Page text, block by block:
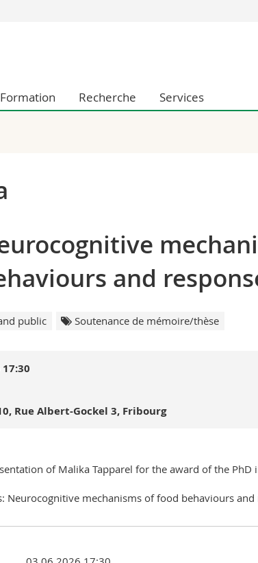
et sociales et management
Médias
Chercheurs
Formation Recherche Services
and
public Soutenance de mémoire/thèse
Rue Albert-Gockel 3, Fribourg
of Malika Tapparel for the award of the PhD
Neurocognitive mechanisms of food behaviours